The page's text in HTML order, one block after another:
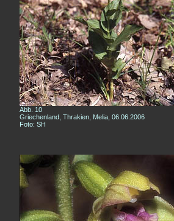
Abb. 10
Griechenland, Thrakien, Melia, 06.06.2006
Foto: SH